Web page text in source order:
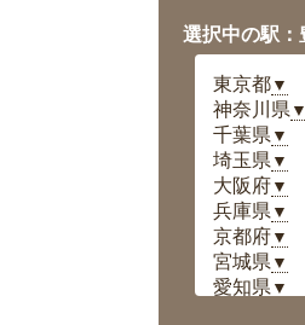
選択中の駅：
東京都▼
神奈川県 ▼
千葉県 ▼
埼玉県 ▼
大阪府▼
兵庫県 ▼
京都府▼
宮城県 ▼
愛知県 ▼